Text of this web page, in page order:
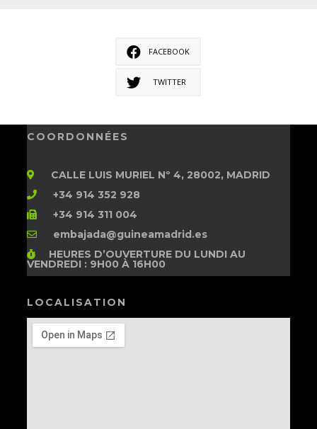
FACEBOOK
TWITTER
COORDONNÉES
CALLE LUIS MURIEL Nº 4, 28002, MADRID
+34 914 352 928
+34 914 311 004
embajada@guineamadrid.es
HEURES D’OUVERTUREDU LUNDI AU
VENDREDI : 9H00 À 16H00
LOCALISATION